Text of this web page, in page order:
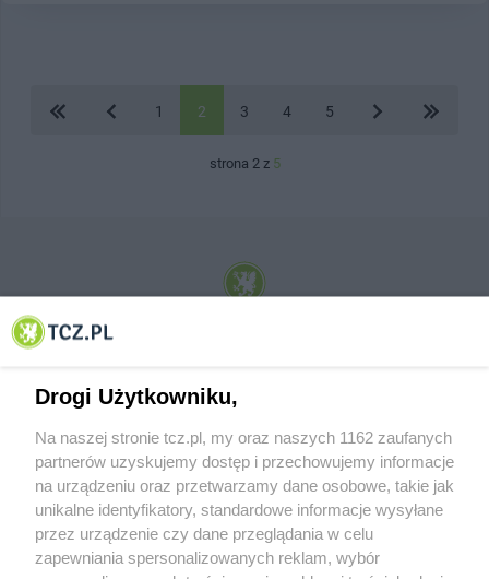
1 2 3 4 5
strona 2 z 5
© 2001-2026 Tczew - TCZ.PL Sp. z o.o. Internetowy Serwis Informacyjny Miasta
O FIRMIE POLITYKA PRYWATNOŚCI HOSTING
Drogi Użytkowniku,
Na naszej stronie tcz.pl, my oraz naszych 1162 zaufanych
partnerów uzyskujemy dostęp i przechowujemy informacje
na urządzeniu oraz przetwarzamy dane osobowe, takie jak
unikalne identyfikatory, standardowe informacje wysyłane
przez urządzenie czy dane przeglądania w celu
zapewniania spersonalizowanych reklam, wybór